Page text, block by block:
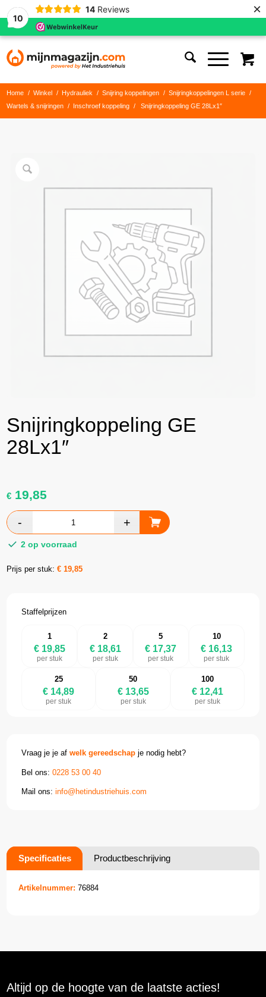
10
14 Reviews ×
Home / Winkel / Hydrauliek / Snijring koppelingen / Snijringkoppelingen L serie
/
Wartels & snijringen
/ Inschroef koppeling / Snijringkoppeling GE 28Lx1″
Snijringkoppeling GE
28Lx1″
€ 19,85
2 op voorraad
Prijs per stuk:€19,85
Staffelprijzen
1
€ 19,85
per stuk
2
€ 18,61
per stuk
5
€ 17,37
per stuk
10
€ 16,13
per stuk
25
€ 14,89
per stuk
50
€ 13,65
per stuk
100
€ 12,41
per stuk
Vraag je je afwelk gereedschap je nodig hebt?
Bel ons:0228 53 00 40
Mail ons:info@hetindustriehuis.com
Specificaties Productbeschrijving
Artikelnummer: 76884
Altijd op de hoogte van de laatste acties!